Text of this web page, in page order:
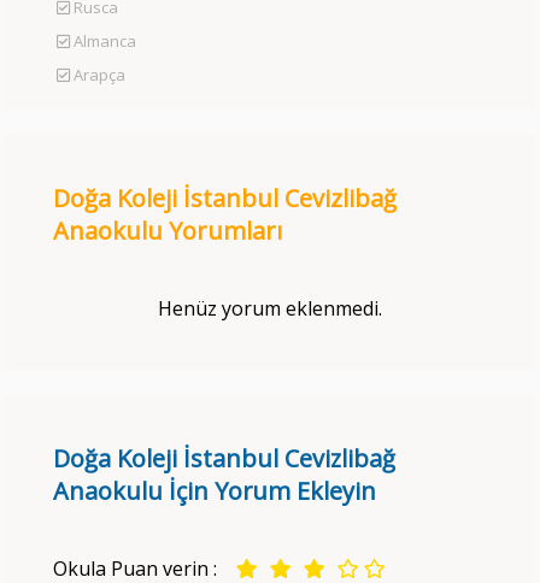
Rusca
Almanca
Arapça
Doğa Koleji İstanbul Cevizlibağ
Anaokulu Yorumları
Henüz yorum eklenmedi.
Doğa Koleji İstanbul Cevizlibağ
Anaokulu İçin Yorum Ekleyin
Okula Puan verin :